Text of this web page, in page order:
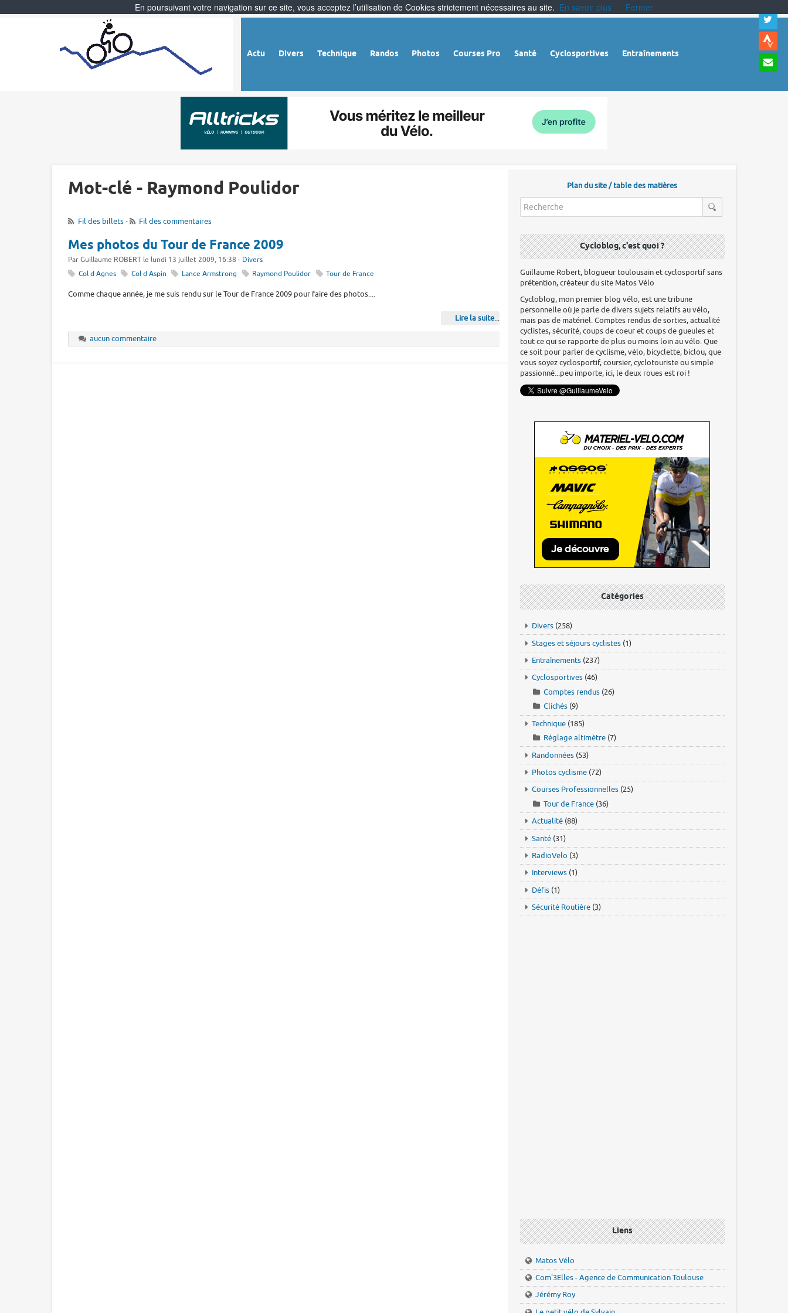
Actu Divers Technique Randos Photos Courses Pro Santé Cyclosportives Entraînements
à
Mot-clé - Raymond Poulidor
Fil des billets- Fil des commentaires
Mes photos du Tour de France 2009
Par Guillaume ROBERT le lundi 13 juillet 2009, 16:38 - Divers
Col d Agnes
Col d Aspin Lance Armstrong Raymond Poulidor Tour de France
Comme chaque année, je me suis rendu sur le Tour de France 2009 pour faire des photos....
Lire la suite...
aucun commentaire
Plan du site / table des matières
Cycloblog, c'est quoi ?
Guillaume Robert, blogueur toulousain et cyclosportif sans
prétention, créateur du site Matos Vélo
Cycloblog, mon premier blog vélo, est une tribune
personnelle où je parle de divers sujets relatifs au vélo,
mais pas de matériel. Comptes rendus de sorties, actualité
cyclistes, sécurité, coups de coeur et coups de gueules et
tout ce qui se rapporte de plus ou moins loin au vélo. Que
ce soit pour parler de cyclisme, vélo, bicyclette, biclou, que
vous soyez cyclosportif, coursier, cyclotouriste ou simple
passionné...peu importe, ici, le deux roues est roi !
Catégories
Divers (258)
Stages et séjours cyclistes (1)
Entraînements (237)
Cyclosportives (46)
Comptes rendus (26)
Clichés (9)
Technique (185)
Réglage altimètre (7)
Randonnées (53)
Photos cyclisme (72)
Courses Professionnelles (25)
Tour de France (36)
Actualité (88)
Santé (31)
RadioVelo (3)
Interviews (1)
Défis (1)
Sécurité Routière (3)
Liens
Matos Vélo
Com'3Elles - Agence de Communication Toulouse
Jérémy Roy
En poursuivant votre navigation sur ce site, vous acceptez l’utilisation de Cookies strictement nécessaires au site. En savoir plus Fermer